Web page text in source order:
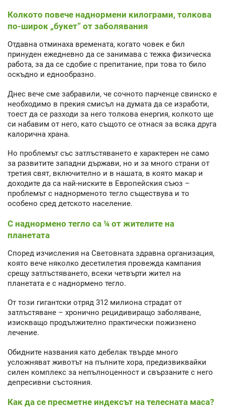
Колкото повече наднормени килограми, толкова
по-широк „букет“ от заболявания
Отдавна отминаха времената, когато човек е бил
принуден ежедневно да се занимава с тежка физическа
работа, за да се сдобие с препитание, при това то било
оскъдно и еднообразно.
Днес вече сме забравили, че сочното парченце свинско е
необходимо в прекия смисъл на думата да се изработи,
тоест да се разходи за него толкова енергия, колкото ще
си набавим от него, като същото се отнася за всяка друга
калорична храна.
Но проблемът със затлъстяването е характерен не само
за развитите западни държави, но и за много страни от
третия свят, включително и в нашата, в която макар и
доходите да са най-ниските в Европейския съюз –
проблемът с наднорменото тегло съществува и то
особено сред детското население.
С наднормено тегло са ¼ от жителите на
планетата
Според изчисления на Световната здравна организация,
която вече няколко десетилетия провежда кампания
срещу затлъстяването, всеки четвърти жител на
планетата е с наднормено тегло.
От този гигантски отряд 312 милиона страдат от
затлъстяване – хронично рецидивиращо заболяване,
изискващо продължително практически пожизнено
лечение.
Обидните названия като дебелак твърде много
усложняват животът на пълните хора, предизвиквайки
силен комплекс за непълноценност и свързаните с него
депресивни състояния.
Как да се пресметне индексът на телесната маса?